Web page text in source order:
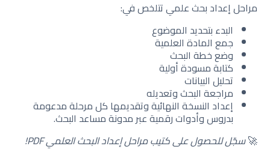
مراحل إعداد بحث علمي تتلخص في:
البدء بتحديد الموضوع
جمع المادة العلمية
وضع خطة البحث
كتابة مسودة أولية
تحليل البيانات
مراجعة البحث وتعديله
إعداد النسخة النهائية وتقديمها كل مرحلة مدعومة
بدروس وأدوات رقمية عبر مدونة مساعد البحث.
🚀سجّل للحصول على كتيب مراحل إعداد البحث العلمي PDF!